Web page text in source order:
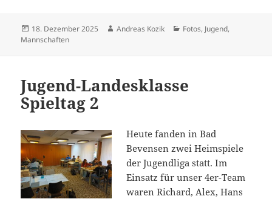
Veröffentlicht
am
18. Dezember 2025 Autor
Andreas Kozik Kategorien
Fotos, Jugend,
Mannschaften
Jugend-Landesklasse
Spieltag 2
Heute fanden in Bad
Bevensen zwei Heimspiele
der Jugendliga statt. Im
Einsatz für unser 4er-Team
waren Richard, Alex, Hans